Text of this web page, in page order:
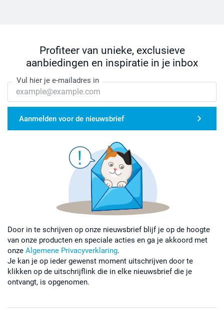
Profiteer van unieke, exclusieve
aanbiedingen en inspiratie in je inbox
Vul hier je e-mailadres in
Aanmelden voor de nieuwsbrief
Door in te schrijven op onze nieuwsbrief blijf je op de hoogte
van onze producten en speciale acties en ga je akkoord met
onze Algemene Privacyverklaring.
Je kan je op ieder gewenst moment uitschrijven door te
klikken op de uitschrijflink die in elke nieuwsbrief die je
ontvangt, is opgenomen.